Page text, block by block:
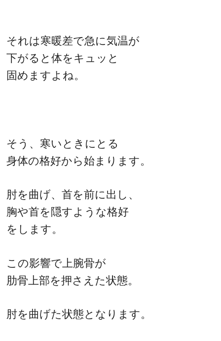
それは寒暖差で急に気温が
下がると体をキュッと
固めますよね。
そう、寒いときにとる
身体の格好から始まります。
肘を曲げ、首を前に出し、
胸や首を隠すような格好
をします。
この影響で上腕骨が
肋骨上部を押さえた状態。
肘を曲げた状態となります。